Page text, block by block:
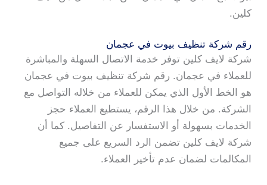
كلين.
رقم شركة تنظيف بيوت في عجمان
شركة لايف كلين توفر خدمة الاتصال السهلة والمباشرة
للعملاء في عجمان. رقم شركة تنظيف بيوت في عجمان
هو الخط الأول الذي يمكن للعملاء من خلاله التواصل مع
الشركة. من خلال هذا الرقم، يستطيع العملاء حجز
الخدمات بسهولة أو الاستفسار عن التفاصيل. كما أن
شركة لايف كلين تضمن الرد السريع على جميع
المكالمات لضمان عدم تأخير العملاء.